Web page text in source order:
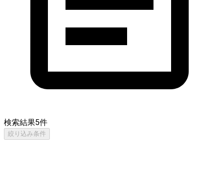
検索結果5件
絞り込み条件